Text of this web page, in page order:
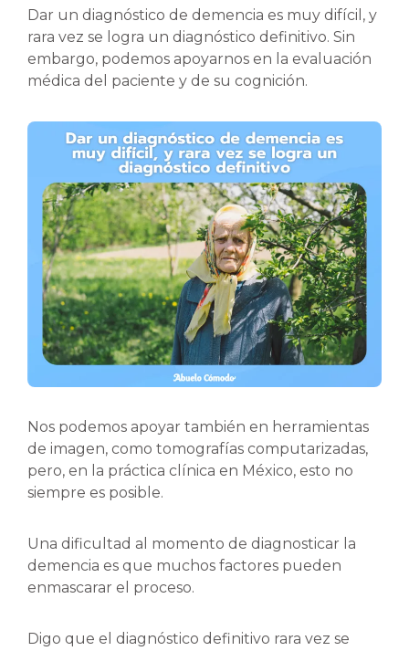
Dar un diagnóstico de demencia es muy difícil, y
rara vez se logra un diagnóstico definitivo. Sin
embargo, podemos apoyarnos en la evaluación
médica del paciente y de su cognición.
Nos podemos apoyar también en herramientas
de imagen, como tomografías computarizadas,
pero, en la práctica clínica en México, esto no
siempre es posible.
Una dificultad al momento de diagnosticar la
demencia es que muchos factores pueden
enmascarar el proceso.
Digo que el diagnóstico definitivo rara vez se